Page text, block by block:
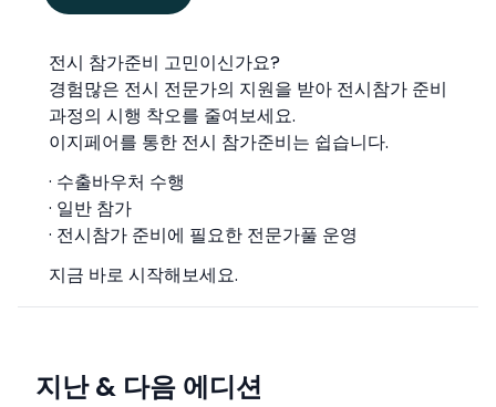
전시 참가준비 고민이신가요?
경험많은 전시 전문가의 지원을 받아 전시참가 준비
과정의 시행 착오를 줄여보세요.
이지페어를 통한 전시 참가준비는 쉽습니다.
· 수출바우처 수행
· 일반 참가
· 전시참가 준비에 필요한 전문가풀 운영
지금 바로 시작해보세요.
지난 & 다음 에디션